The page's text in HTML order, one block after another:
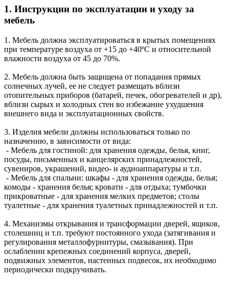
1. Инструкции по эксплуатации и уходу за
мебель
1. Мебель должна эксплуатироваться в крытых помещениях
при температуре воздуха от +15 до +40ºС и относительной
влажности воздуха от 45 до 70%.
2. Мебель должна быть защищена от попадания прямых
солнечных лучей, ее не следует размещать вблизи
отопительных приборов (батарей, печек, обогревателей и др),
вблизи сырых и холодных стен во избежание ухудшения
внешнего вида и эксплуатационных свойств.
3. Изделия мебели должны использоваться только по
назначению, в зависимости от вида:
- Мебель для гостиной: для хранения одежды, белья, книг,
посуды, письменных и канцелярских принадлежностей,
сувениров, украшений, видео- и аудиоаппаратуры и т.п.
- Мебель для спальни: шкафы - для хранения одежды, белья;
комоды - хранения белья; кровати - для отдыха; тумбочки
прикроватные - для хранения мелких предметов; столы
туалетные - для хранения туалетных принадлежностей и т.п.
4. Механизмы открывания и трансформации дверей, ящиков,
столешниц и т.п. требуют постоянного ухода (затягивания и
регулирования металлофурнитуры, смазывания). При
ослаблении крепежных соединений корпуса, дверей,
подвижных элементов, настенных подвесок, их необходимо
периодически подкручивать.